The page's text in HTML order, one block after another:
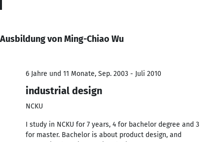
Ausbildung von Ming-Chiao Wu
6 Jahre und 11 Monate, Sep. 2003 - Juli 2010
industrial design
NCKU
I study in NCKU for 7 years, 4 for bachelor degree and 3
for master. Bachelor is about product design, and